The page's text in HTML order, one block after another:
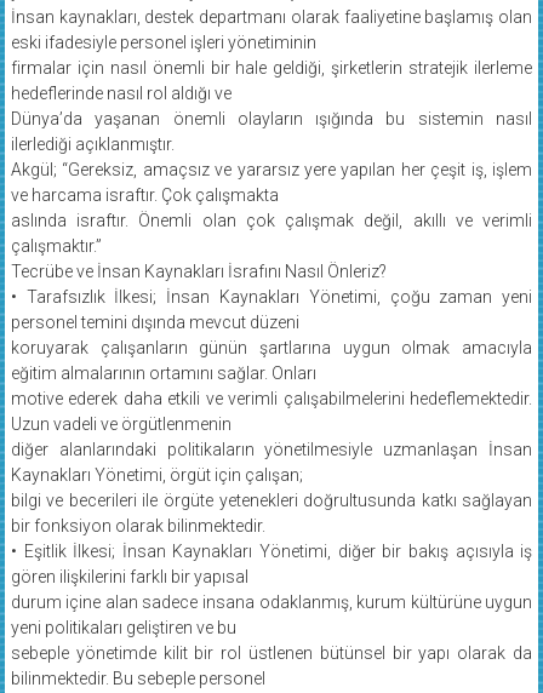
İnsan kaynakları, destek departmanı olarak faaliyetine başlamış olan
eski ifadesiyle personel işleri yönetiminin
firmalar için nasıl önemli bir hale geldiği, şirketlerin stratejik ilerleme
hedeflerinde nasıl rol aldığı ve
Dünya’da yaşanan önemli olayların ışığında bu sistemin nasıl
ilerlediği açıklanmıştır.
Akgül; “Gereksiz, amaçsız ve yararsız yere yapılan her çeşit iş, işlem
ve harcama israftır. Çok çalışmakta
aslında israftır. Önemli olan çok çalışmak değil, akıllı ve verimli
çalışmaktır.”
Tecrübe ve İnsan Kaynakları İsrafını Nasıl Önleriz?
• Tarafsızlık İlkesi; İnsan Kaynakları Yönetimi, çoğu zaman yeni
personel temini dışında mevcut düzeni
koruyarak çalışanların günün şartlarına uygun olmak amacıyla
eğitim almalarının ortamını sağlar. Onları
motive ederek daha etkili ve verimli çalışabilmelerini hedeflemektedir.
Uzun vadeli ve örgütlenmenin
diğer alanlarındaki politikaların yönetilmesiyle uzmanlaşan İnsan
Kaynakları Yönetimi, örgüt için çalışan;
bilgi ve becerileri ile örgüte yetenekleri doğrultusunda katkı sağlayan
bir fonksiyon olarak bilinmektedir.
• Eşitlik İlkesi; İnsan Kaynakları Yönetimi, diğer bir bakış açısıyla iş
gören ilişkilerini farklı bir yapısal
durum içine alan sadece insana odaklanmış, kurum kültürüne uygun
yeni politikaları geliştiren ve bu
sebeple yönetimde kilit bir rol üstlenen bütünsel bir yapı olarak da
bilinmektedir. Bu sebeple personel